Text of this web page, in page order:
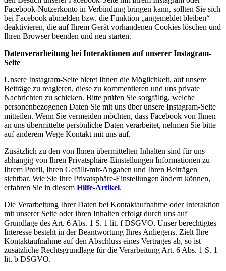
Facebook-Nutzerkonto in Verbindung bringen kann, sollten Sie sich
bei Facebook abmelden bzw. die Funktion „angemeldet bleiben“
deaktivieren, die auf Ihrem Gerät vorhandenen Cookies löschen und
Ihren Browser beenden und neu starten.
Datenverarbeitung bei Interaktionen auf unserer Instagram-
Seite
Unsere Instagram-Seite bietet Ihnen die Möglichkeit, auf unsere
Beiträge zu reagieren, diese zu kommentieren und uns private
Nachrichten zu schicken. Bitte prüfen Sie sorgfältig, welche
personenbezogenen Daten Sie mit uns über unsere Instagram-Seite
mitteilen. Wenn Sie vermeiden möchten, dass Facebook von Ihnen
an uns übermittelte persönliche Daten verarbeitet, nehmen Sie bitte
auf anderem Wege Kontakt mit uns auf.
Zusätzlich zu den von Ihnen übermittelten Inhalten sind für uns
abhängig von Ihren Privatsphäre-Einstellungen Informationen zu
Ihrem Profil, Ihren Gefällt-mir-Angaben und Ihren Beiträgen
sichtbar. Wie Sie Ihre Privatsphäre-Einstellungen ändern können,
erfahren Sie in diesem Hilfe-Artikel.
Die Verarbeitung Ihrer Daten bei Kontaktaufnahme oder Interaktion
mit unserer Seite oder ihren Inhalten erfolgt durch uns auf
Grundlage des Art. 6 Abs. 1 S. 1 lit. f DSGVO. Unser berechtigtes
Interesse besteht in der Beantwortung Ihres Anliegens. Zielt Ihre
Kontaktaufnahme auf den Abschluss eines Vertrages ab, so ist
zusätzliche Rechtsgrundlage für die Verarbeitung Art. 6 Abs. 1 S. 1
lit. b DSGVO.